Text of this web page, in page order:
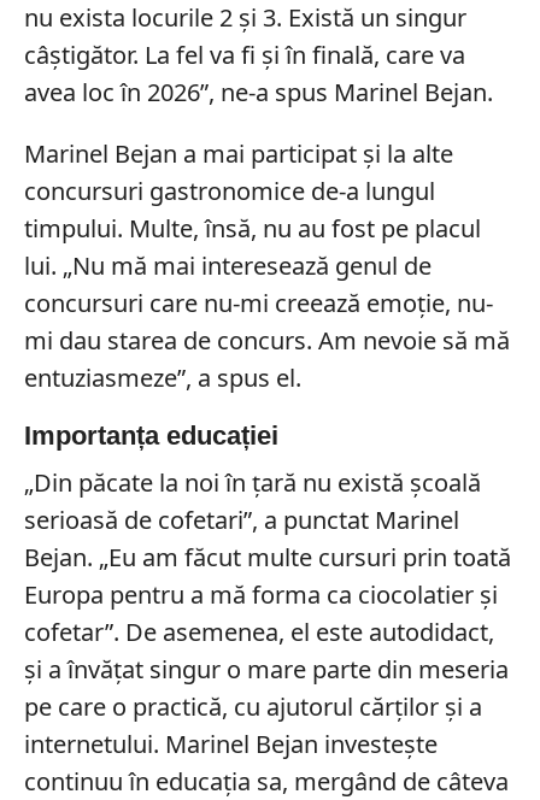
nu exista locurile 2 și 3. Există un singur
câștigător. La fel va fi și în finală, care va
avea loc în 2026”, ne-a spus Marinel Bejan.
Marinel Bejan a mai participat și la alte
concursuri gastronomice de-a lungul
timpului. Multe, însă, nu au fost pe placul
lui. „Nu mă mai interesează genul de
concursuri care nu-mi creează emoție, nu-
mi dau starea de concurs. Am nevoie să mă
entuziasmeze”, a spus el.
Importanța educației
„Din păcate la noi în țară nu există școală
serioasă de cofetari”, a punctat Marinel
Bejan. „Eu am făcut multe cursuri prin toată
Europa pentru a mă forma ca ciocolatier și
cofetar”. De asemenea, el este autodidact,
și a învățat singur o mare parte din meseria
pe care o practică, cu ajutorul cărților și a
internetului. Marinel Bejan investește
continuu în educația sa, mergând de câteva